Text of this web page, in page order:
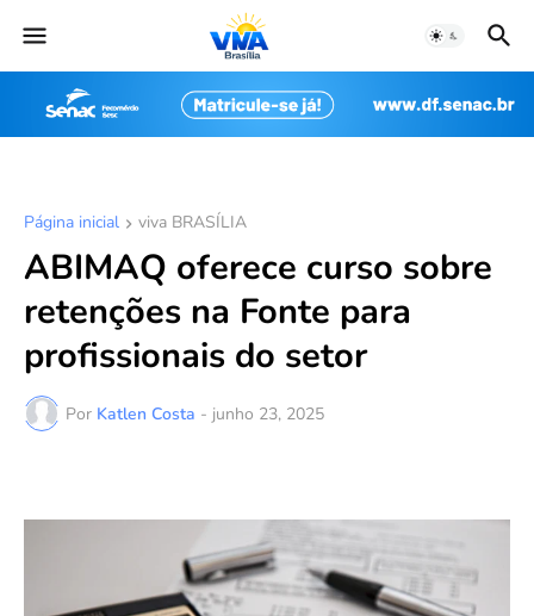
Página inicial viva BRASÍLIA
ABIMAQ oferece curso sobre
retenções na Fonte para
profissionais do setor
Por Katlen Costa - junho 23, 2025